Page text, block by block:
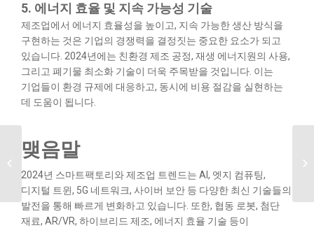
5. 에너지 효율 및 지속 가능성 기술
제조업에서 에너지 효율성을 높이고, 지속 가능한 생산 방식을
구현하는 것은 기업의 경쟁력을 결정짓는 중요한 요소가 되고
있습니다. 2024년에는 친환경 제조 공정, 재생 에너지원의 사용,
그리고 폐기물 최소화 기술이 더욱 주목받을 것입니다. 이는
기업들이 환경 규제에 대응하고, 동시에 비용 절감을 실현하는
데 도움이 됩니다.
맺음말
2024년 스마트팩토리와 제조업 트렌드는 AI, 엣지 컴퓨팅,
디지털 트윈, 5G 네트워크, 사이버 보안 등 다양한 최신 기술들의
발전을 통해 빠르게 변화하고 있습니다. 또한, 협동 로봇, 첨단
재료, AR/VR, 하이브리드 제조, 에너지 효율 기술 등이
스마트팩토리와 디지털
트윈 ┃ 개념과 연관성